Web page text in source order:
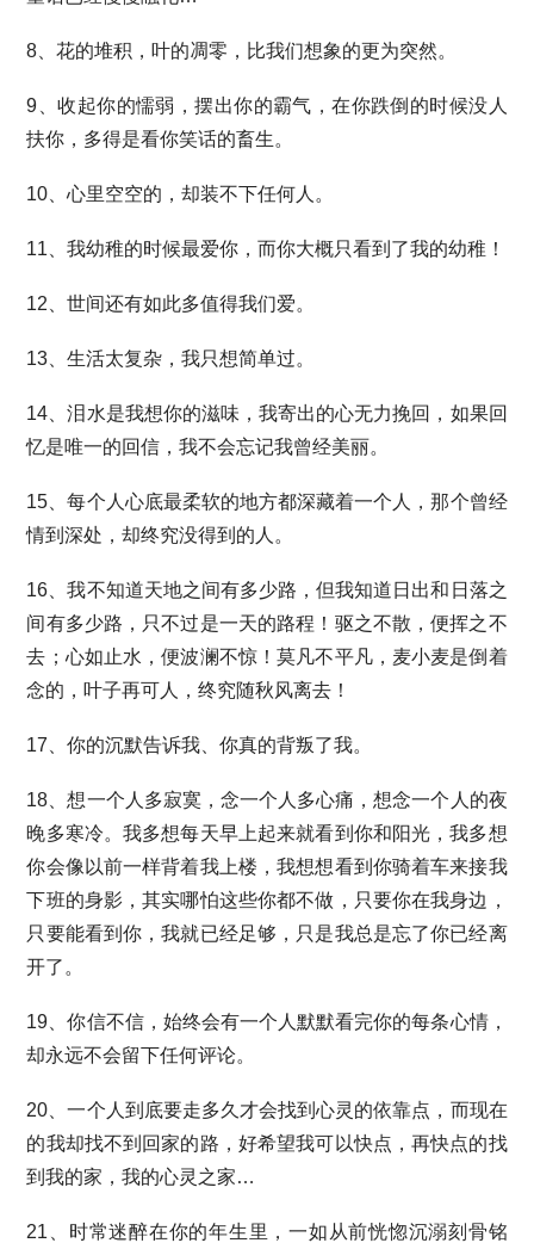
8、花的堆积，叶的凋零，比我们想象的更为突然。
9、收起你的懦弱，摆出你的霸气，在你跌倒的时候没人
扶你，多得是看你笑话的畜生。
10、心里空空的，却装不下任何人。
11、我幼稚的时候最爱你，而你大概只看到了我的幼稚！
12、世间还有如此多值得我们爱。
13、生活太复杂，我只想简单过。
14、泪水是我想你的滋味，我寄出的心无力挽回，如果回
忆是唯一的回信，我不会忘记我曾经美丽。
15、每个人心底最柔软的地方都深藏着一个人，那个曾经
情到深处，却终究没得到的人。
16、我不知道天地之间有多少路，但我知道日出和日落之
间有多少路，只不过是一天的路程！驱之不散，便挥之不
去；心如止水，便波澜不惊！莫凡不平凡，麦小麦是倒着
念的，叶子再可人，终究随秋风离去！
17、你的沉默告诉我、你真的背叛了我。
18、想一个人多寂寞，念一个人多心痛，想念一个人的夜
晚多寒冷。我多想每天早上起来就看到你和阳光，我多想
你会像以前一样背着我上楼，我想想看到你骑着车来接我
下班的身影，其实哪怕这些你都不做，只要你在我身边，
只要能看到你，我就已经足够，只是我总是忘了你已经离
开了。
19、你信不信，始终会有一个人默默看完你的每条心情，
却永远不会留下任何评论。
20、一个人到底要走多久才会找到心灵的依靠点，而现在
的我却找不到回家的路，好希望我可以快点，再快点的找
到我的家，我的心灵之家…
21、时常迷醉在你的年生里，一如从前恍惚沉溺刻骨铭